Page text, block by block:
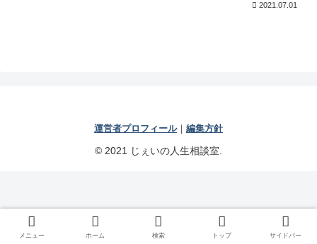
2021.07.01
運営者プロフィール｜ 編集方針
© 2021 じぇいの人生相談室.
メニュー ホーム 検索 トップ サイドバー